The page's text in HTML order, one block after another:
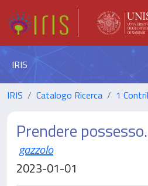
IRIS
IRIS Catalogo Ricerca 1
Prendere
gazzolo
2023-01-01